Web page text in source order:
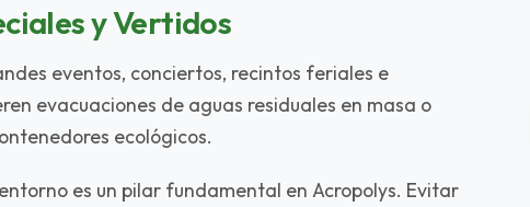
y Vertidos
eventos, conciertos, recintos feriales e
evacuaciones de aguas residuales en masa o
ecológicos.
es un pilar fundamental en Acropolys. Evitar